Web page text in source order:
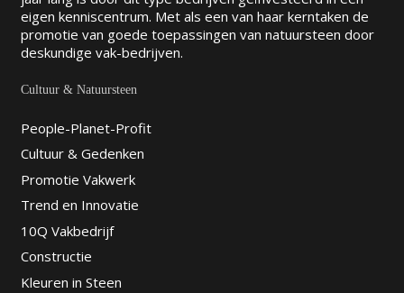
eigen kenniscentrum. Met als een van haar kerntaken de
promotie van goede toepassingen van natuursteen door
deskundige vak-bedrijven.
Cultuur & Natuursteen
People-Planet-Profit
Cultuur & Gedenken
Promotie Vakwerk
Trend en Innovatie
10Q Vakbedrijf
Constructie
Kleuren in Steen